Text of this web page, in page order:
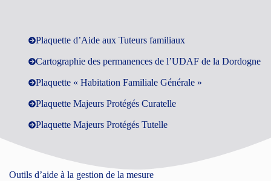
Plaquette d’Aide aux Tuteurs familiaux
Cartographie des permanences de l’UDAF de la Dordogne
Plaquette « Habitation Familiale Générale »
Plaquette Majeurs Protégés Curatelle
Plaquette Majeurs Protégés Tutelle
Outils d’aide à la gestion de la mesure